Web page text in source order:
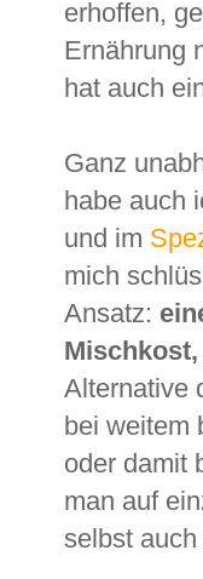
erhoffen,
Ernährung
hat auch
Ganz
habe auch
und im
mich
Ansatz:
Alternative
bei weitem
oder damit
man auf
selbst